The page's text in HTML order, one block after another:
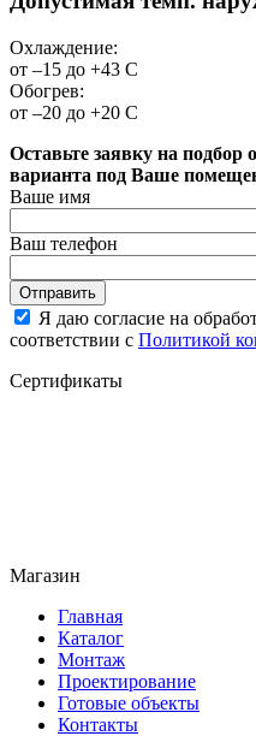
Охлаждение:
от –15 до +43 С
Обогрев:
от –20 до +20 С
Оставьте заявку на подбор
варианта под Ваше
Ваше имя
Ваш телефон
Отправить
Я даю согласие на
соответствии с Политикой
Сертификаты
Магазин
Главная
Каталог
Монтаж
Проектирование
Готовые объекты
Контакты